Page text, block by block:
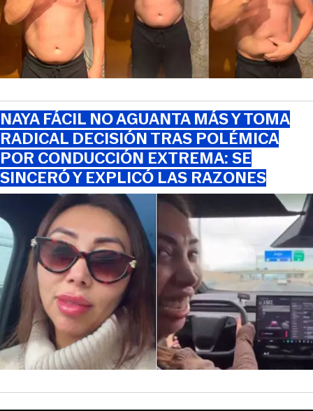
NAYA FÁCIL NO AGUANTA MÁS Y TOMA
RADICAL DECISIÓN TRAS POLÉMICA
POR CONDUCCIÓN EXTREMA: SE
SINCERÓ Y EXPLICÓ LAS RAZONES